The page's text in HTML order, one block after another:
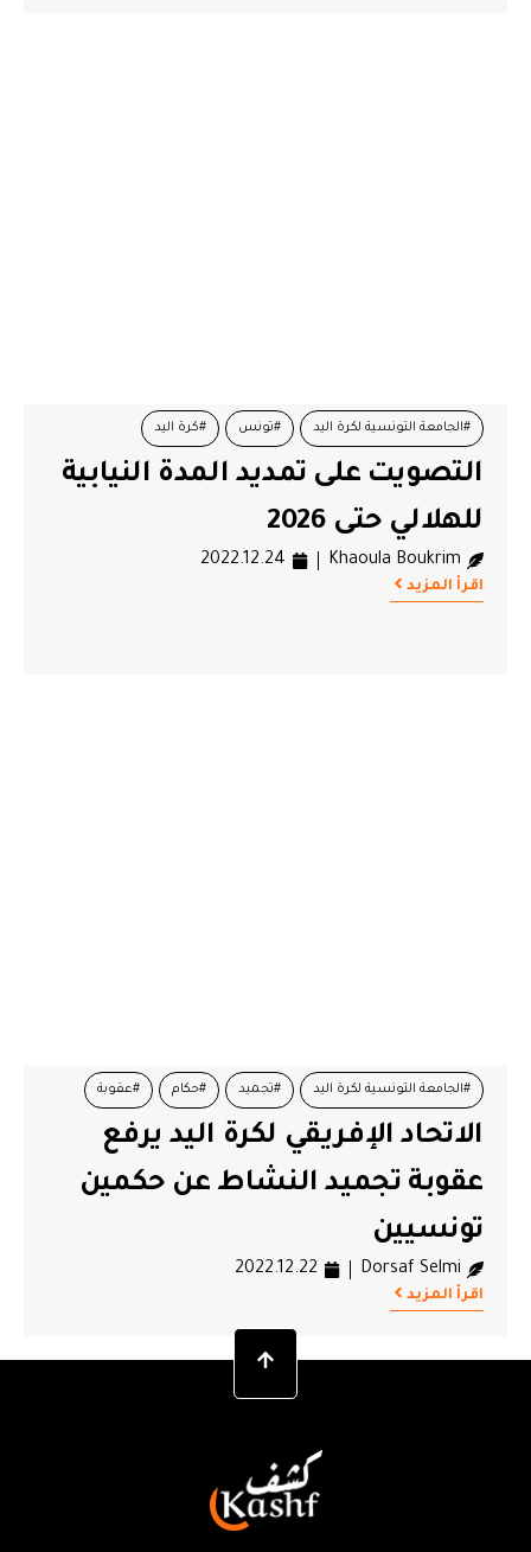
#الجامعة التونسية لكرة اليد #تونس #كرة اليد
التصويت على تمديد المدة النيابية
للهلالي حتى 2026
Khaoula Boukrim
2022.12.24
اقرأ المزيد
#الجامعة التونسية لكرة اليد #تجميد #حكام #عقوبة
#نشاط
الاتحاد الإفريقي لكرة اليد يرفع
عقوبة تجميد النشاط عن حكمين
تونسيين
Dorsaf Selmi
2022.12.22
اقرأ المزيد